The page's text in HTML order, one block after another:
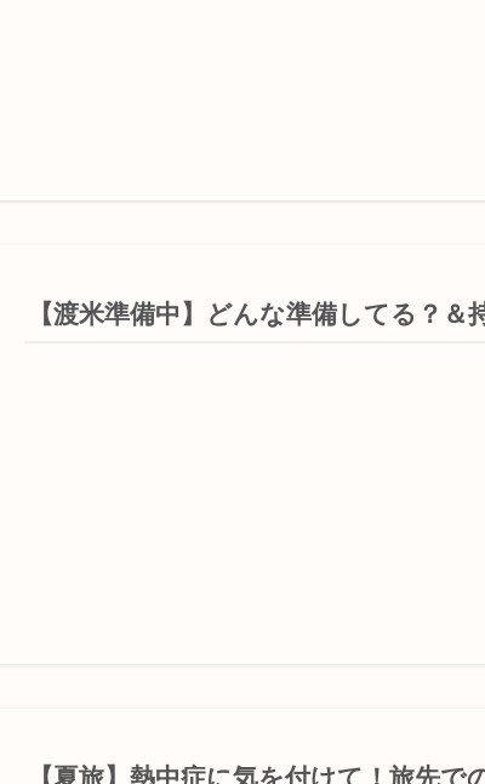
【渡米準備中】どんな準備してる？＆
【夏旅】熱中症に気を付けて！旅先で